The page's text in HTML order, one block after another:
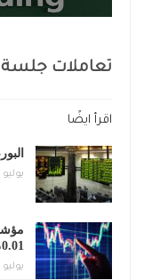
تعاملات
اقرأ ايضًا
يوليو 8, 2026
0.01% خلال…
يوليو 16, 2024